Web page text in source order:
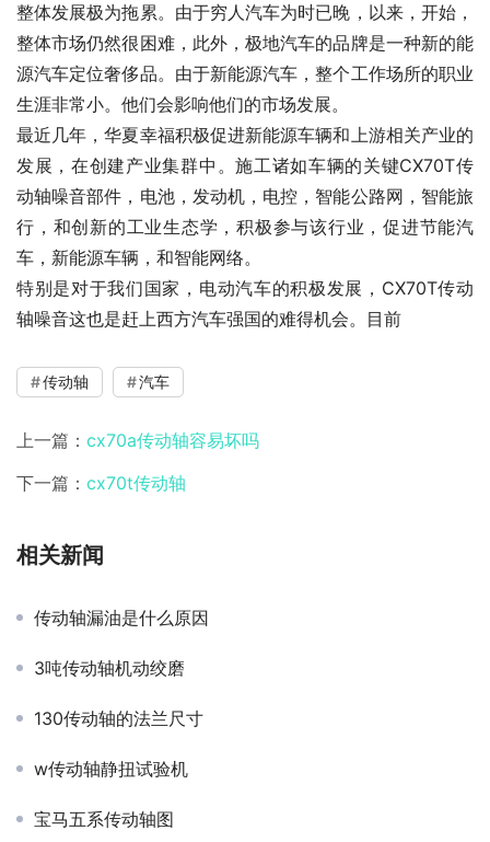
整体发展极为拖累。由于穷人汽车为时已晚，以来，开始，
整体市场仍然很困难，此外，极地汽车的品牌是一种新的能
源汽车定位奢侈品。由于新能源汽车，整个工作场所的职业
生涯非常小。他们会影响他们的市场发展。
最近几年，华夏幸福积极促进新能源车辆和上游相关产业的
发展，在创建产业集群中。施工诸如车辆的关键CX70T传
动轴噪音部件，电池，发动机，电控，智能公路网，智能旅
行，和创新的工业生态学，积极参与该行业，促进节能汽
车，新能源车辆，和智能网络。
特别是对于我们国家，电动汽车的积极发展，CX70T传动
轴噪音这也是赶上西方汽车强国的难得机会。目前
传动轴 汽车
上一篇： cx70a传动轴容易坏吗
下一篇： cx70t传动轴
相关新闻
传动轴漏油是什么原因
3吨传动轴机动绞磨
130传动轴的法兰尺寸
w传动轴静扭试验机
宝马五系传动轴图